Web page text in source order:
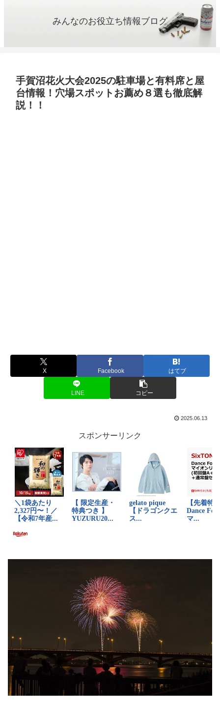
みんなのお役立ち情報ブログ
手賀沼花火大会2025の駐車場と有料席と屋
台情報！穴場スポットお薦め８選も徹底解
説！！
X Facebook はてブ
LINE コピー
2025.06.13
スポンサーリンク